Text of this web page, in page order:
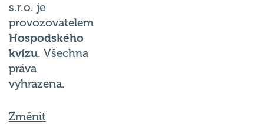
s.r.o. je
provozovatelem
Hospodského
kvízu. Všechna
práva
vyhrazena.
Změnit